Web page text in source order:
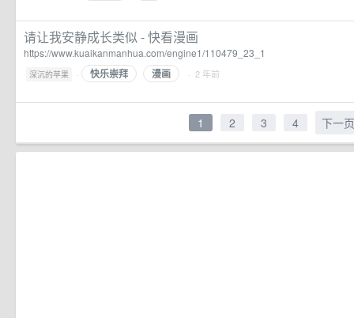
请让我安静成长类似 - 快看漫画
https://www.kuaikanmanhua.com/engine1/110479_23_1
深沉的苹果 · 快乐崇拜 漫画 · 2 年前
1 2 3 4 下一页